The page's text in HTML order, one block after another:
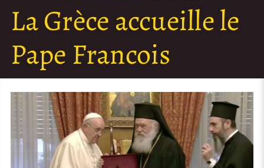
La Grèce accueille le
Pape Francois